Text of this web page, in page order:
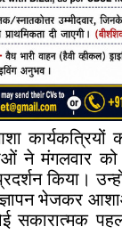
कार्यकत्रियों
ने मंगलवार
किया।
भेजकर